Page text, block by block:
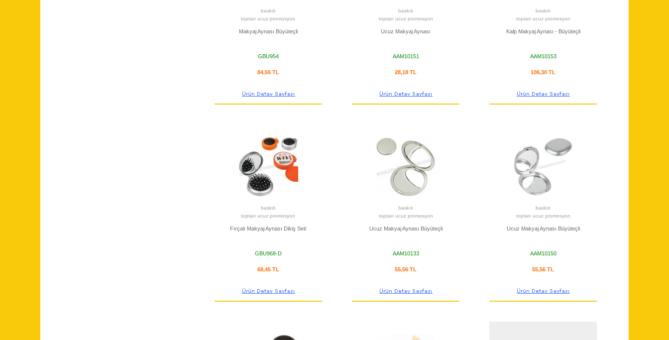
baskılı
toptan ucuz promosyon
Makyaj Aynası Büyüteçli
GBU954
84,55 TL
baskılı
toptan ucuz promosyon
Ucuz Makyaj Aynası
AAM10151
28,18 TL
baskılı
toptan ucuz promosyon
Kalp Makyaj Aynası - Büyüteçli
AAM10153
106,30 TL
baskılı
toptan ucuz promosyon
Fırçalı Makyaj Aynası Dikiş Seti
GBU968-D
68,45 TL
baskılı
toptan ucuz promosyon
Ucuz Makyaj Aynası Büyüteçli
AAM10133
55,56 TL
baskılı
toptan ucuz promosyon
Ucuz Makyaj Aynası Büyüteçli
AAM10150
55,56 TL